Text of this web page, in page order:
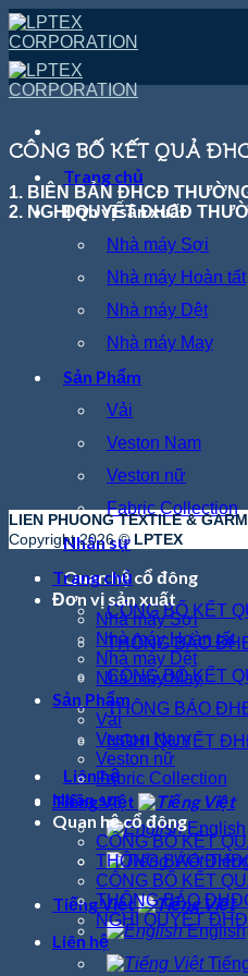
Skip
to
content
Trang chủ
Đơn vị sản xuất
Nhà máy Sợi
Nhà máy Hoàn tất
Nhà máy Dệt
Nhà máy May
Sản Phẩm
Vải
Veston Nam
Veston nữ
Fabric Collection
Nhân sự
Quan hệ cổ đông
CÔNG BỐ KẾT
THÔNG BÁO
CÔNG BỐ KẾT
THÔNG BÁO
NGHỊ QUYẾT
Liên hệ
Tiếng Việt
English
Tiếng Việt
English
CÔNG BỐ KẾT QUẢ
1. BIÊN BẢN ĐHCĐ
2. NGHỊ QUYẾT ĐHCĐ
LIEN PHUONG TEXTILE &
Copyright 2026 © LPTEX
Trang chủ
Đơn vị sản xuất
Nhà máy Sợi
Nhà máy Hoàn tất
Nhà máy Dệt
Nhà máy May
Sản Phẩm
Vải
Veston Nam
Veston nữ
Fabric Collection
Nhân sự
Quan hệ cổ đông
CÔNG BỐ KẾT
THÔNG BÁO
CÔNG BỐ KẾT
THÔNG BÁO
NGHỊ QUYẾT
Liên hệ